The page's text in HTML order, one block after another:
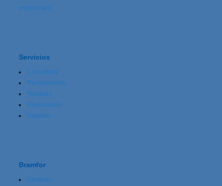
importantes.
Servicios
Consultoría
Reclutamiento
Nóminas
Reubicación
Empleos
Bramfor
Contacto